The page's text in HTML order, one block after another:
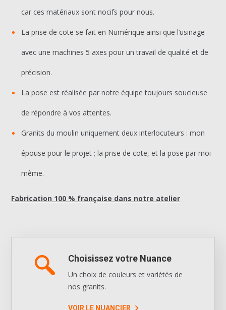
car ces matériaux sont nocifs pour nous.
La prise de cote se fait en Numérique ainsi que l’usinage
avec une machines 5 axes pour un travail de qualité et de
précision.
La pose est réalisée par notre équipe toujours soucieuse
de répondre à vos attentes.
Granits du moulin uniquement deux interlocuteurs : mon
épouse pour le projet ; la prise de cote, et la pose par moi-
même.
Fabrication 100 % française dans notre atelier
Choisissez votre Nuance
Un choix de couleurs et variétés de
nos granits.
VOIR LE NUANCIER